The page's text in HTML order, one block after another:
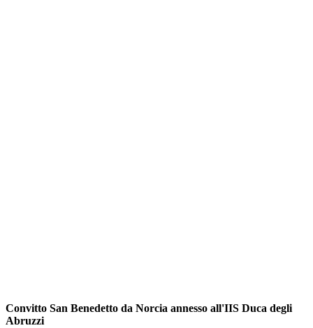
Convitto San Benedetto da Norcia annesso all'IIS Duca degli
Abruzzi